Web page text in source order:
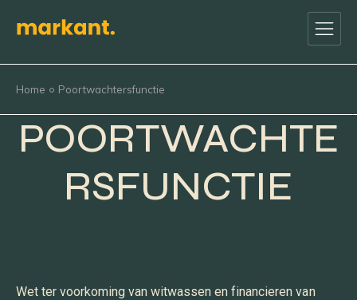
POORTWACHTE
RSFUNCTIE
Home Poortwachtersfunctie
Wet ter voorkoming van witwassen en financieren van